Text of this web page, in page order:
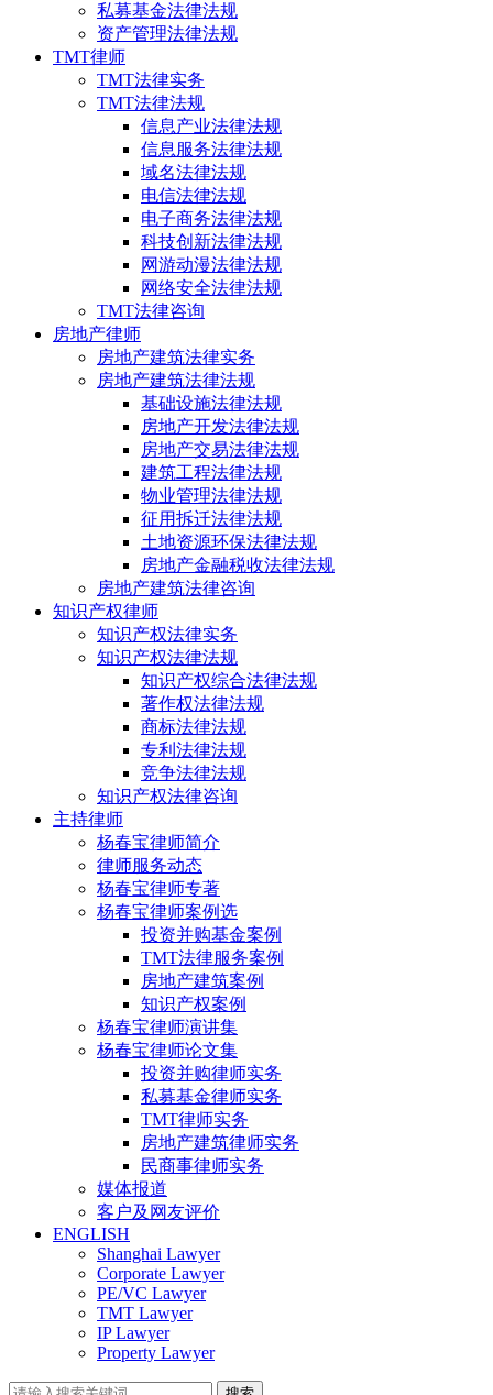
私募基金法律法规
资产管理法律法规
TMT律师
TMT法律实务
TMT法律法规
信息产业法律法规
信息服务法律法规
域名法律法规
电信法律法规
电子商务法律法规
科技创新法律法规
网游动漫法律法规
网络安全法律法规
TMT法律咨询
房地产律师
房地产建筑法律实务
房地产建筑法律法规
基础设施法律法规
房地产开发法律法规
房地产交易法律法规
建筑工程法律法规
物业管理法律法规
征用拆迁法律法规
土地资源环保法律法规
房地产金融税收法律法规
房地产建筑法律咨询
知识产权律师
知识产权法律实务
知识产权法律法规
知识产权综合法律法规
著作权法律法规
商标法律法规
专利法律法规
竞争法律法规
知识产权法律咨询
主持律师
杨春宝律师简介
律师服务动态
杨春宝律师专著
杨春宝律师案例选
投资并购基金案例
TMT法律服务案例
房地产建筑案例
知识产权案例
杨春宝律师演讲集
杨春宝律师论文集
投资并购律师实务
私募基金律师实务
TMT律师实务
房地产建筑律师实务
民商事律师实务
媒体报道
客户及网友评价
ENGLISH
Shanghai Lawyer
Corporate Lawyer
PE/VC Lawyer
TMT Lawyer
IP Lawyer
Property Lawyer